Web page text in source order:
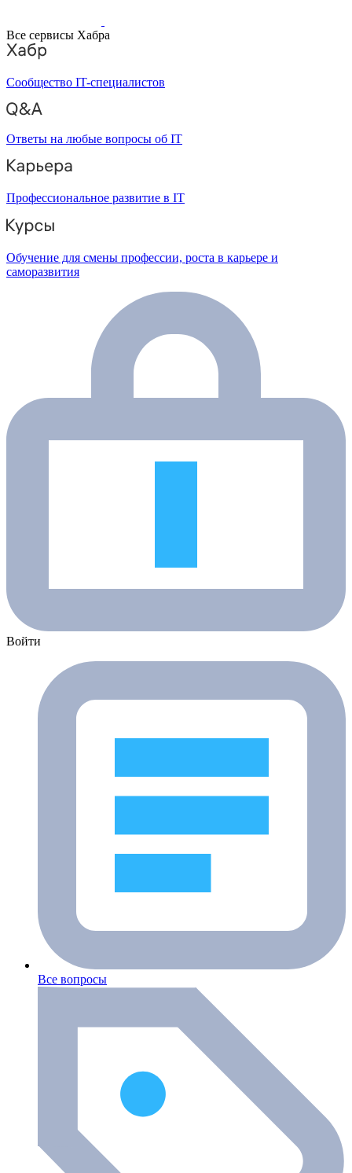
Все сервисы Хабра
Сообщество IT-специалистов
Ответы на любые вопросы об IT
Профессиональное развитие в IT
Обучение для смены профессии, роста в карьере и
саморазвития
Войти
Все вопросы